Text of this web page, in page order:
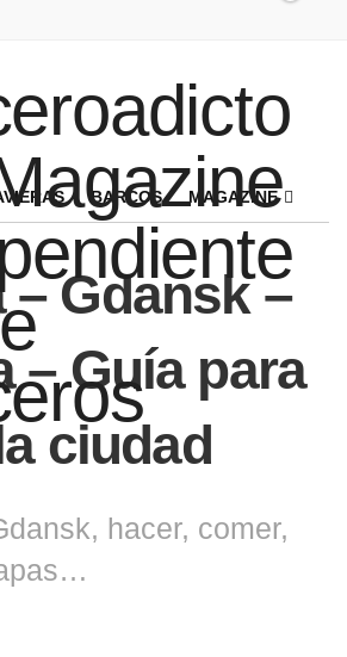
BARCOS MAGAZINE
– Gdansk –
– Guía para
ciudad
hacer, comer,